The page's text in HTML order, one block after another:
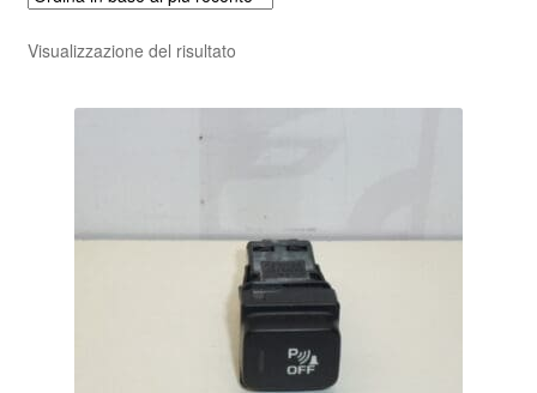
Visualizzazione del risultato